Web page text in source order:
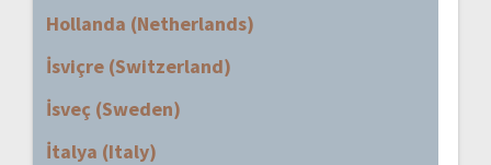
Hollanda (Netherlands)
İsviçre (Switzerland)
İsveç (Sweden)
İtalya (Italy)